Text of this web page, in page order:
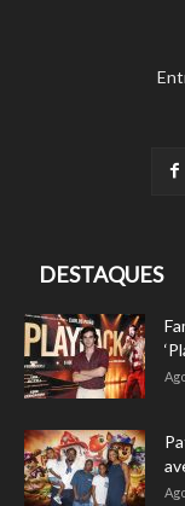
DESTAQUES